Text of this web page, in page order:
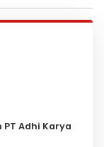
Adhi Karya